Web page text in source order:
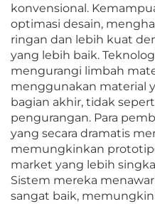
konvensional.
optimasi desain,
ringan dan lebih kuat
yang lebih baik.
mengurangi limbah
menggunakan material
bagian akhir, tidak
pengurangan. Para
yang secara dramatis
memungkinkan
market yang lebih
Sistem mereka
sangat baik,